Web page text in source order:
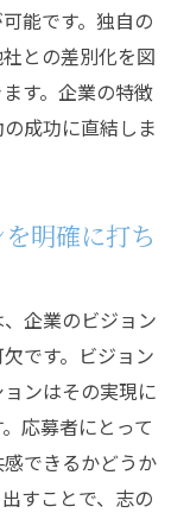
能です。独自の
との差別化を図
す。企業の特徴
成功に直結しま
明確に打ち
企業のビジョン
です。ビジョン
ンはその実現に
応募者にとって
できるかどうか
すことで、志の